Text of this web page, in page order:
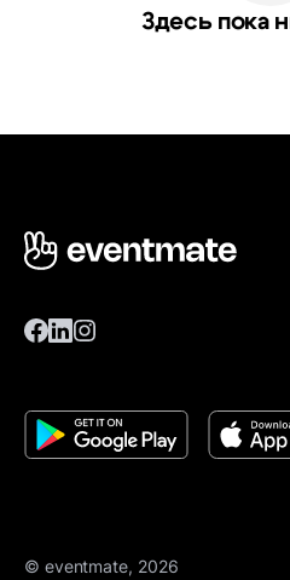
Здесь пока
© eventmate, 2026